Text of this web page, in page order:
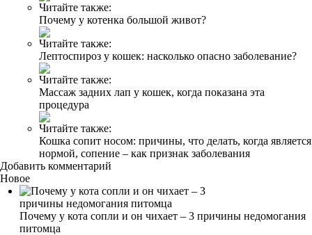
Читайте также:
Почему у котенка большой живот?
Читайте также:
Лептоспироз у кошек: насколько опасно заболевание?
Читайте также:
Массаж задних лап у кошек, когда показана эта
процедура
Читайте также:
Кошка сопит носом: причины, что делать, когда является
нормой, сопение – как признак заболевания
Добавить комментарий
Новое
Почему у кота сопли и он чихает – 3 причины недомогания
питомца